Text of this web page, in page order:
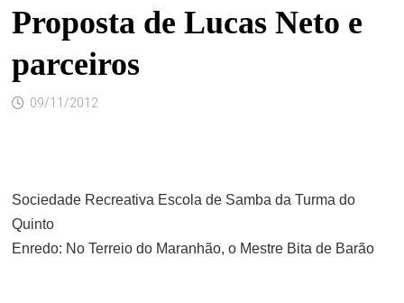
Proposta de Lucas Neto e
parceiros
09/11/2012
Sociedade Recreativa Escola de Samba da Turma do
Quinto
Enredo: No Terreio do Maranhão, o Mestre Bita de Barão